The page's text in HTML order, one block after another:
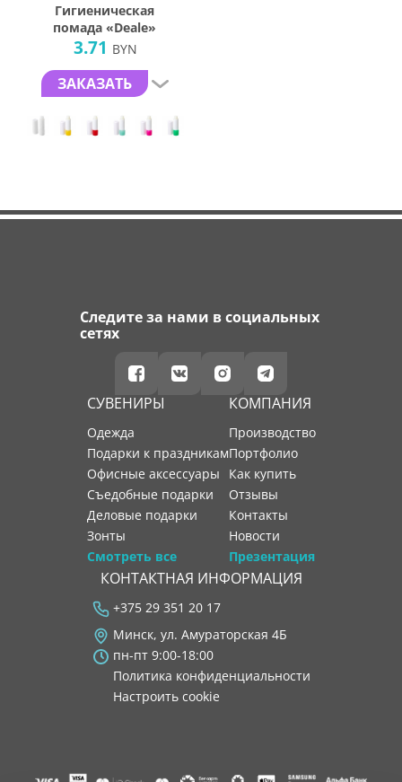
Гигиеническая
помада «Deale»
3.71 BYN
ЗАКАЗАТЬ
Следите за нами в социальных
сетях
СУВЕНИРЫ
Одежда
Подарки к праздникам
Офисные аксессуары
Съедобные подарки
Деловые подарки
Зонты
Смотреть все
КОМПАНИЯ
производство
портфолио
как купить
отзывы
контакты
новости
Презентация
КОНТАКТНАЯ ИНФОРМАЦИЯ
+375 29 351 20 17
Минск, ул. Амураторская 4Б
пн-пт 9:00-18:00
Политика конфиденциальности
Настроить cookie